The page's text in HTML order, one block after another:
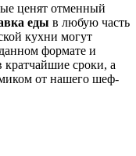
ценят отменный
еды в любую часть
кухни могут
формате и
кратчайшие сроки, а
от нашего шеф-